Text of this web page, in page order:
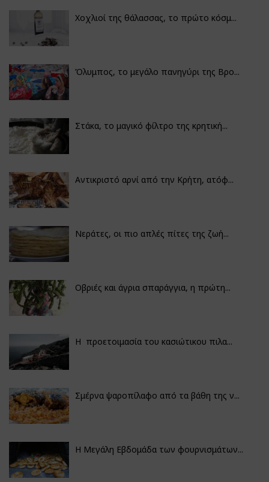
Χοχλιοί της θάλασσας, το πρώτο κόσμ...
Όλυμπος, το μεγάλο πανηγύρι της Βρο...
Στάκα, το μαγικό φίλτρο της κρητική...
Αντικριστό αρνί από την Κρήτη, ατόφ...
Νεράτες, οι πιο απλές πίτες της ζωή...
Οβριές και άγρια σπαράγγια, η πρώτη...
Η προετοιμασία του κασιώτικου πιλα...
Σμέρνα ψαροπίλαφο από τα βάθη της ν...
Η Μεγάλη Εβδομάδα των φουρνισμάτων...